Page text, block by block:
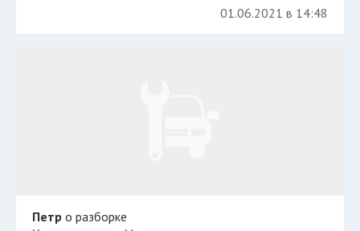
01.06.2021 в 14:48
Петр о разборке